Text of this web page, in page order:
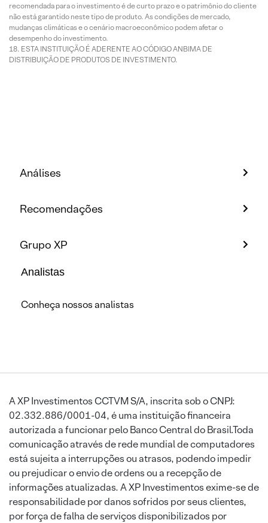
recomendada para o investimento é de curto prazo e o patrimônio do cliente
não está garantido neste tipo de produto. As condições de mercado,
mudanças climáticas e o cenário macroeconômico podem afetar o
desempenho do investimento.
ESTA INSTITUIÇÃO É ADERENTE AO CÓDIGO ANBIMA DE
DISTRIBUIÇÃO DE PRODUTOS DE INVESTIMENTO.
Análises
Recomendações
Grupo XP
Analistas
Conheça nossos analistas
A XP Investimentos CCTVM S/A, inscrita sob o CNPJ:
02.332.886/0001-04, é uma instituição financeira
autorizada a funcionar pelo Banco Central do Brasil.Toda
comunicação através de rede mundial de computadores
está sujeita a interrupções ou atrasos, podendo impedir
ou prejudicar o envio de ordens ou a recepção de
informações atualizadas. A XP Investimentos exime-se de
responsabilidade por danos sofridos por seus clientes,
por força de falha de serviços disponibilizados por